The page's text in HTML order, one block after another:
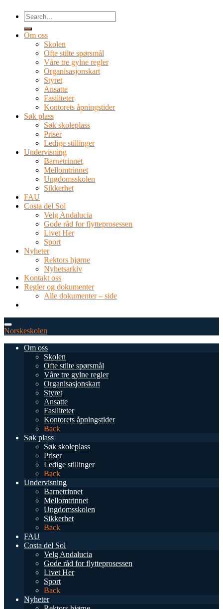
Om oss
Skolen
Ofte stilte spørsmål
Våre tre gylne regler
Organisasjonskart
Styret
Ansatte
Fasiliteter
Kontorets åpningstider
Søk plass
Søk skoleplass
Priser
Ledige stillinger
Undervisning
Barnetrinnet
Mellomtrinnet
Ungdomsskolen
Sikkerhet
FAU
Costa del Sol
Velg Andalucia
Gode råd for flytteprosessen
Livet Her
Sport
Nyheter
Rektors hjørne
Nyhetsarkiv
Kontakt oss
Regler og dokumenter
Alle dokumenter – side
Norskeskolen
Om oss
Skolen
Ofte stilte spørsmål
Våre tre gylne regler
Organisasjonskart
Styret
Ansatte
Fasiliteter
Kontorets åpningstider
Back
Søk plass
Søk skoleplass
Priser
Ledige stillinger
Back
Undervisning
Barnetrinnet
Mellomtrinnet
Ungdomsskolen
Sikkerhet
Back
FAU
Costa del Sol
Velg Andalucia
Gode råd for flytteprosessen
Livet Her
Sport
Back
Nyheter